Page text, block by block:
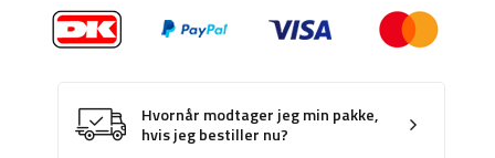
Hvornår modtager jeg min pakke,
hvis jeg bestiller nu?